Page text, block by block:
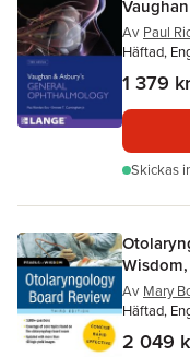
Av Paul
Häftad,
1 379 kr
Skickas
Av Mary
Häftad,
2 049